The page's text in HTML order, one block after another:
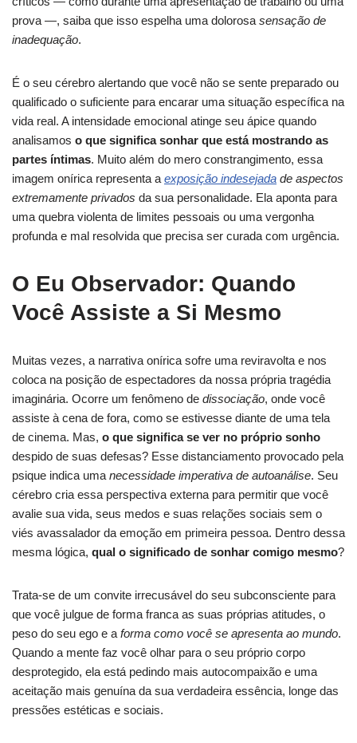
prova —, saiba que isso espelha uma dolorosa sensação de
inadequação.
É o seu cérebro alertando que você não se sente preparado ou
qualificado o suficiente para encarar uma situação específica na
vida real. A intensidade emocional atinge seu ápice quando
analisamos o que significa sonhar que está mostrando as
partes íntimas. Muito além do mero constrangimento, essa
imagem onírica representa a exposição indesejada de aspectos
extremamente privados da sua personalidade. Ela aponta para
uma quebra violenta de limites pessoais ou uma vergonha
profunda e mal resolvida que precisa ser curada com urgência.
O Eu Observador: Quando
Você Assiste a Si Mesmo
Muitas vezes, a narrativa onírica sofre uma reviravolta e nos
coloca na posição de espectadores da nossa própria tragédia
imaginária. Ocorre um fenômeno de dissociação, onde você
assiste à cena de fora, como se estivesse diante de uma tela
de cinema. Mas, o que significa se ver no próprio sonho
despido de suas defesas? Esse distanciamento provocado pela
psique indica uma necessidade imperativa de autoanálise. Seu
cérebro cria essa perspectiva externa para permitir que você
avalie sua vida, seus medos e suas relações sociais sem o
viés avassalador da emoção em primeira pessoa. Dentro dessa
mesma lógica, qual o significado de sonhar comigo mesmo?
Trata-se de um convite irrecusável do seu subconsciente para
que você julgue de forma franca as suas próprias atitudes, o
peso do seu ego e a forma como você se apresenta ao mundo.
Quando a mente faz você olhar para o seu próprio corpo
desprotegido, ela está pedindo mais autocompaixão e uma
aceitação mais genuína da sua verdadeira essência, longe das
pressões estéticas e sociais.